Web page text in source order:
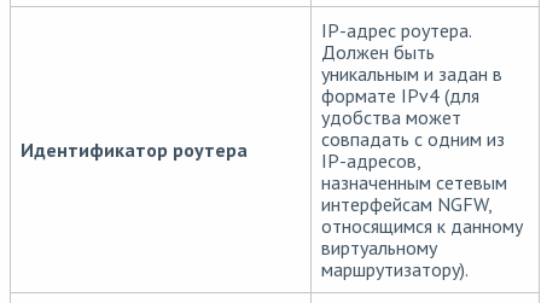
Идентификатор роутера
IP-адрес роутера.
Должен быть
уникальным и задан в
формате IPv4 (для
удобства может
совпадать с одним из
IP-адресов,
назначенным сетевым
интерфейсам NGFW,
относящимся к данному
виртуальному
маршрутизатору).